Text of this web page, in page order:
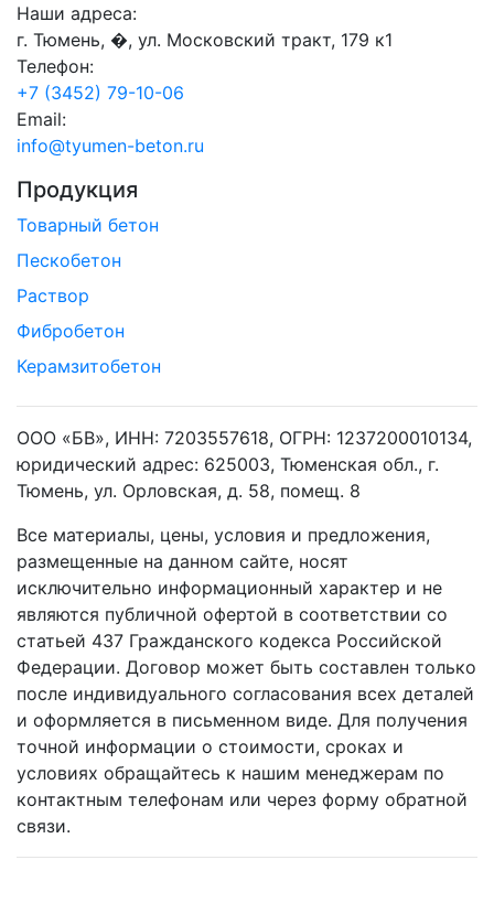
Наши адреса:
г. Тюмень, �, ул. Московский тракт, 179 к1
Телефон:
+7 (3452) 79-10-06
Email:
info@tyumen-beton.ru
Продукция
Товарный бетон
Пескобетон
Раствор
Фибробетон
Керамзитобетон
ООО «БВ», ИНН: 7203557618, ОГРН: 1237200010134,
юридический адрес: 625003, Тюменская обл., г.
Тюмень, ул. Орловская, д. 58, помещ. 8
Все материалы, цены, условия и предложения,
размещенные на данном сайте, носят
исключительно информационный характер и не
являются публичной офертой в соответствии со
статьей 437 Гражданского кодекса Российской
Федерации. Договор может быть составлен только
после индивидуального согласования всех деталей
и оформляется в письменном виде. Для получения
точной информации о стоимости, сроках и
условиях обращайтесь к нашим менеджерам по
контактным телефонам или через форму обратной
связи.